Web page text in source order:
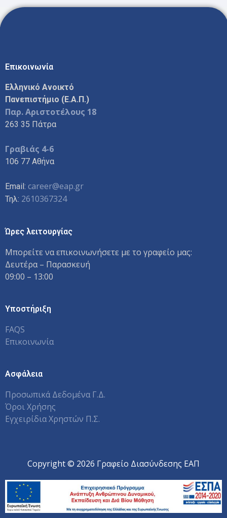
Επικοινωνία
Ελληνικό Ανοικτό
Πανεπιστήμιο (Ε.Α.Π.)
Παρ. Αριστοτέλους 18
263 35 Πάτρα
Γραβιάς 4-6
106 77 Αθήνα
Email: career@eap.gr
Τηλ: 2610367324
Ώρες λειτουργίας
Μπορείτε να επικοινωνήσετε με το γραφείο μας:
Δευτέρα – Παρασκευή
09:00 – 13:00
Υποστήριξη
FAQS
Επικοινωνία
Ασφάλεια
Προσωπικά Δεδομένα Γ.Δ.
Όροι Χρήσης
Εγχειρίδια Χρηστών Π.Σ.
Copyright © 2026 Γραφείο Διασύνδεσης ΕΑΠ